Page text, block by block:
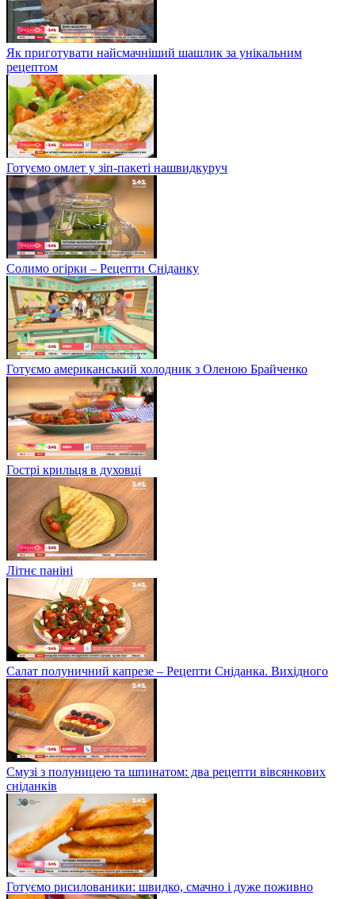
Як приготувати найсмачніший шашлик за унікальним
рецептом
Готуємо омлет у зіп-пакеті нашвидкуруч
Солимо огірки – Рецепти Сніданку
Готуємо американський холодник з Оленою Брайченко
Гострі крильця в духовці
Літнє паніні
Салат полуничний капрезе – Рецепти Сніданка. Вихідного
Смузі з полуницею та шпинатом: два рецепти вівсянкових
сніданків
Готуємо рисилованики: швидко, смачно і дуже поживно